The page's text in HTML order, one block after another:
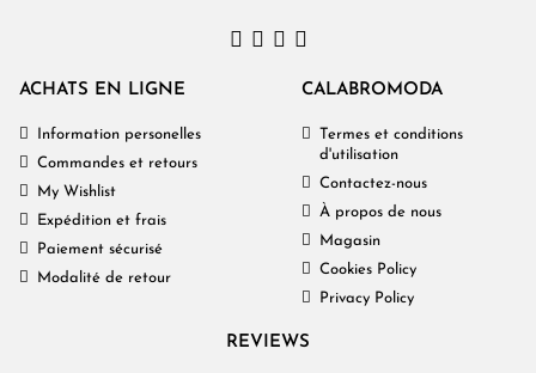
ACHATS EN LIGNE
Information personelles
Commandes et retours
My Wishlist
Expédition et frais
Paiement sécurisé
Modalité de retour
CALABROMODA
Termes et conditions
d'utilisation
Contactez-nous
À propos de nous
Magasin
Cookies Policy
Privacy Policy
REVIEWS